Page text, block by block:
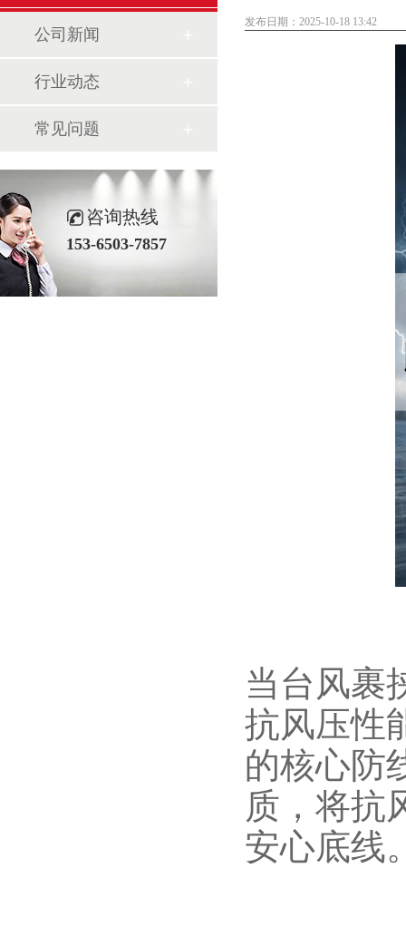
发布日期：2025-10-18 13:42
当台风裹
抗风压性
的核心防
质，将抗
安心底线
公司新闻
行业动态
常见问题
咨询热线
153-6503-7857